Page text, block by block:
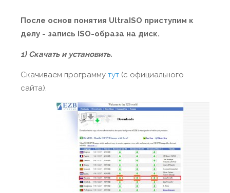
После основ понятия UltraISO приступим к
делу - запись ISO-образа на диск.
1) Скачать и установить.
Скачиваем программу тут (с официального
сайта).